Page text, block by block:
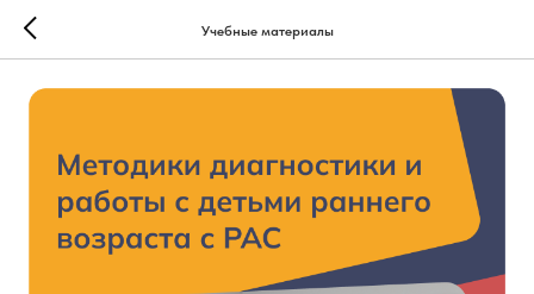
Учебные материалы